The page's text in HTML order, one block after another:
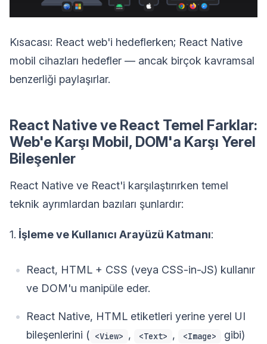
Kısacası: React web'i hedeflerken; React Native
mobil cihazları hedefler — ancak birçok kavramsal
benzerliği paylaşırlar.
React Native ve React Temel Farklar:
Web'e Karşı Mobil, DOM'a Karşı Yerel
Bileşenler
React Native ve React'i karşılaştırırken temel
teknik ayrımlardan bazıları şunlardır:
1. İşleme ve Kullanıcı Arayüzü Katmanı:
React, HTML + CSS (veya CSS-in-JS) kullanır
ve DOM'u manipüle eder.
React Native, HTML etiketleri yerine yerel UI
bileşenlerini ( <View> , <Text> , <Image> gibi)